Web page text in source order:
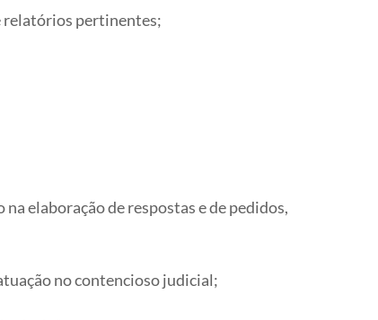
relatórios pertinentes;
elaboração de respostas e de pedidos,
no contencioso judicial;